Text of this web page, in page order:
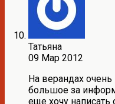
Татьяна
09 Мар 2012
На верандах
большое за
еще хочу написать